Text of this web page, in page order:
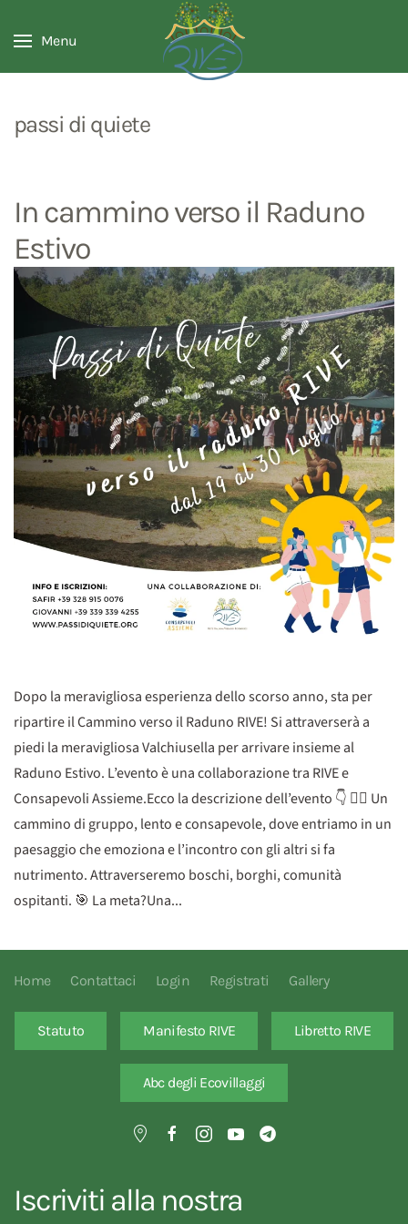
Menu
passi di quiete
In cammino verso il Raduno
Estivo
Dopo la meravigliosa esperienza dello scorso anno, sta per
ripartire il Cammino verso il Raduno RIVE! Si attraverserà a
piedi la meravigliosa Valchiusella per arrivare insieme al
Raduno Estivo. L’evento è una collaborazione tra RIVE e
Consapevoli Assieme.Ecco la descrizione dell’evento 👇 🚶‍♀️ Un
cammino di gruppo, lento e consapevole, dove entriamo in un
paesaggio che emoziona e l’incontro con gli altri si fa
nutrimento. Attraverseremo boschi, borghi, comunità
ospitanti. 🎯 La meta?Una...
Home Contattaci Login Registrati Gallery
Statuto Manifesto RIVE Libretto RIVE
Abc degli Ecovillaggi
Iscriviti alla nostra